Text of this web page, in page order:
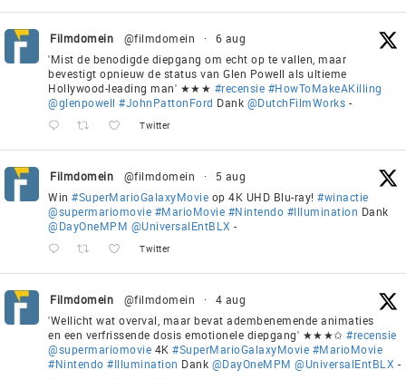
Filmdomein @filmdomein ·
6 aug
'Mist de benodigde diepgang om echt op te vallen, maar
bevestigt opnieuw de status van Glen Powell als ultieme
Hollywood-leading man' ★★★ #recensie #HowToMakeAKilling
@glenpowell #JohnPattonFord Dank @DutchFilmWorks -
Twitter
Filmdomein @filmdomein ·
5 aug
Win #SuperMarioGalaxyMovie op 4K UHD Blu-ray! #winactie
@supermariomovie #MarioMovie #Nintendo #Illumination Dank
@DayOneMPM @UniversalEntBLX -
Twitter
Filmdomein @filmdomein ·
4 aug
'Wellicht wat overval, maar bevat adembenemende animaties
en een verfrissende dosis emotionele diepgang' ★★★✩ #recensie
@supermariomovie 4K #SuperMarioGalaxyMovie #MarioMovie
#Nintendo #Illumination Dank @DayOneMPM @UniversalEntBLX -